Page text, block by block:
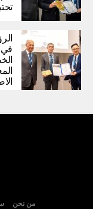
في
من نحن